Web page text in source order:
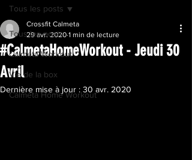
Tous les posts
Calmeta Workout
Vie de la box
Calmeta Home Workout
Tous les posts
#CalmetaHomeWorkout - Jeudi 30
Avril
Crossfit Calmeta
29 avr. 2020 1 min de lecture
Dernière mise à jour : 30 avr. 2020